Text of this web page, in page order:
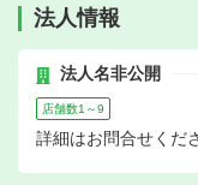
法人情報
法人名非公開
店舗数1～9
詳細はお問合せくだ